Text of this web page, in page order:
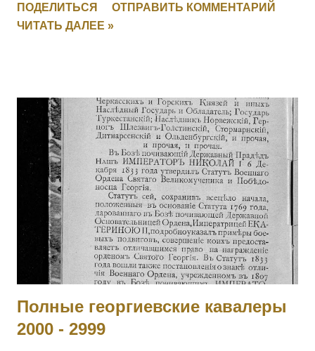
расположение и движение противника на переправе, заняв
переправу, прикрыл отступление эскадрона, потеряв только
отличие в бою 24.05.1915 под с. Старжава, когда за убылью
офицеров, командуя ротой, при отходе частей войск боевой
линии, восстановил порядок в роте, бросился с ней в атаку
и задержал наступавшего противника. Произведен в
прапорщики за боевые отличия приказом
Главнокомандующего армиями Юго-Западного фронта №
890 от 19.07.1915. [II-3310, IV-95236] 6004 - 6006 Фамилия
не установлена. 6007 ГОЛЕН Семен Викентьевич — 9
отдельная саперная рота, ст. унтер-офицер. За то, чт...
ПОДЕЛИТЬСЯ
ОТПРАВИТЬ КОММЕНТАРИЙ
ЧИТАТЬ ДАЛЕЕ »
Полные георгиевские кавалеры
2000 - 2999